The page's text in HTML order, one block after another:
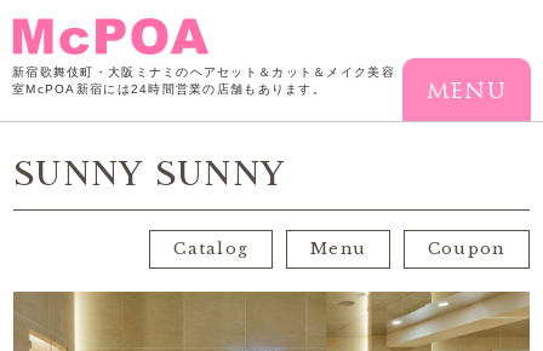
新宿歌舞伎町・大阪ミナミのヘアセット＆カット＆メイク美容
室McPOA 新宿には24時間営業の店舗もあります。
SUNNY SUNNY
Catalog Menu Coupon